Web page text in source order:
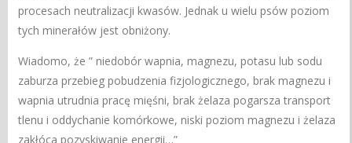
procesach neutralizacji kwasów. Jednak u wielu psów poziom
tych minerałów jest obniżony.
Wiadomo, że ” niedobór wapnia, magnezu, potasu lub sodu
zaburza przebieg pobudzenia fizjologicznego, brak magnezu i
wapnia utrudnia pracę mięśni, brak żelaza pogarsza transport
tlenu i oddychanie komórkowe, niski poziom magnezu i żelaza
zakłóca pozyskiwanie energii…”